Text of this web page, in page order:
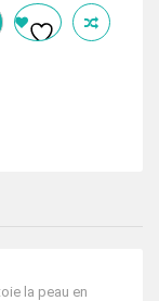
la peau en